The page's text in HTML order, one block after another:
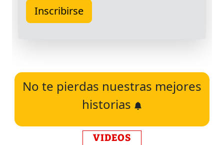
No te pierdas nuestras mejores
historias
VIDEOS